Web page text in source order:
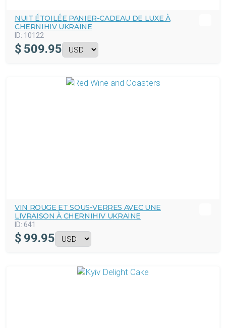
NUIT ÉTOILÉE PANIER-CADEAU DE LUXE À
CHERNIHIV UKRAINE
ID: 10122
$ 509.95
VIN ROUGE ET SOUS-VERRES AVEC UNE
LIVRAISON À CHERNIHIV UKRAINE
ID: 641
$ 99.95